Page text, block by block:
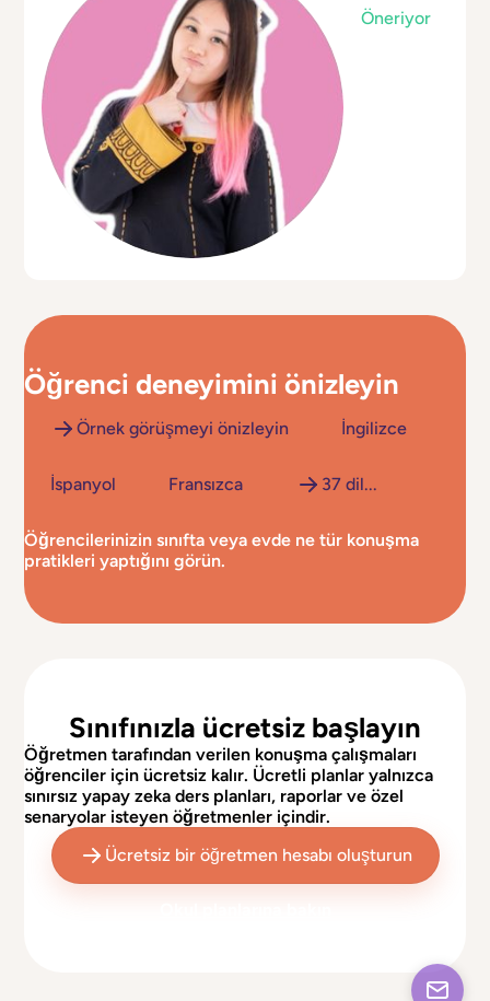
Öneriyor
Öğrenci deneyimini önizleyin
Örnek görüşmeyi önizleyin İngilizce
İspanyol Fransızca 37 dil...
Öğrencilerinizin sınıfta veya evde ne tür konuşma
pratikleri yaptığını görün.
Sınıfınızla ücretsiz başlayın
Öğretmen tarafından verilen konuşma çalışmaları
öğrenciler için ücretsiz kalır. Ücretli planlar yalnızca
sınırsız yapay zeka ders planları, raporlar ve özel
senaryolar isteyen öğretmenler içindir.
Ücretsiz bir öğretmen hesabı oluşturun